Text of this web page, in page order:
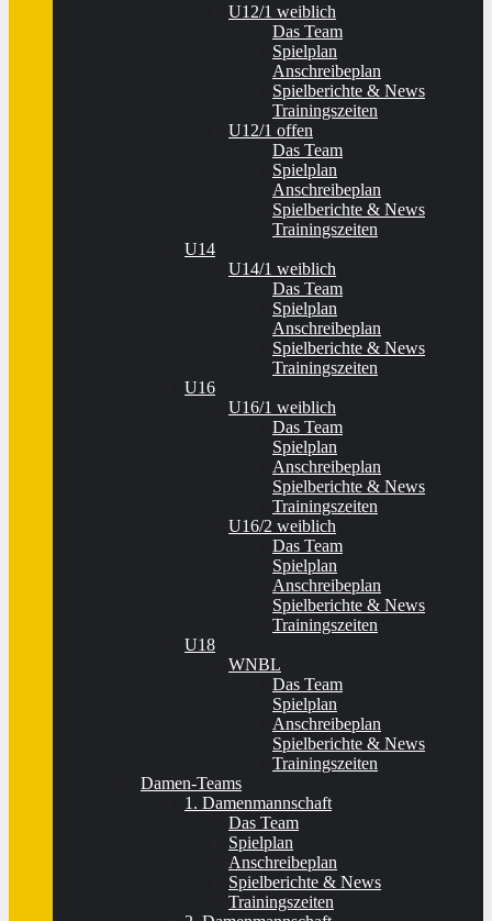
U12/1 weiblich
Das Team
Spielplan
Anschreibeplan
Spielberichte & News
Trainingszeiten
U12/1 offen
Das Team
Spielplan
Anschreibeplan
Spielberichte & News
Trainingszeiten
U14
U14/1 weiblich
Das Team
Spielplan
Anschreibeplan
Spielberichte & News
Trainingszeiten
U16
U16/1 weiblich
Das Team
Spielplan
Anschreibeplan
Spielberichte & News
Trainingszeiten
U16/2 weiblich
Das Team
Spielplan
Anschreibeplan
Spielberichte & News
Trainingszeiten
U18
WNBL
Das Team
Spielplan
Anschreibeplan
Spielberichte & News
Trainingszeiten
Damen-Teams
1. Damenmannschaft
Das Team
Spielplan
Anschreibeplan
Spielberichte & News
Trainingszeiten